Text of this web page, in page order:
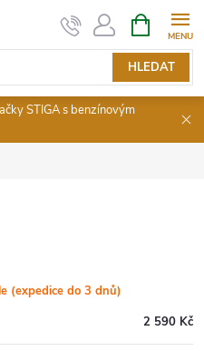
HLEDAT
NÁKUPNÍ
KOŠÍK
STIGA s benzínovým
(expedice do 3 dnů)
2 590 Kč